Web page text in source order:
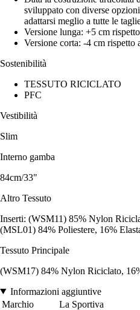
sviluppato con diverse
adattarsi meglio a tutte le
Versione lunga: +5 cm
Versione corta: -4 cm rispetto
Sostenibilità
TESSUTO RICICLATO
PFC
Vestibilità
Slim
Interno gamba
84cm/33"
Altro Tessuto
Inserti: (WSM11) 85% Nylon
(MSL01) 84% Poliestere, 16%
Tessuto Principale
(WSM17) 84% Nylon Riciclato,
Informazioni aggiuntive
Marchio
La Sportiva